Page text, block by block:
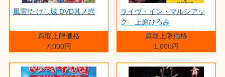
風雲!たけし城 DVD其ノ弐
買取上限価格
7,000円
ライヴ・イン・マルシアッ
ク 上原ひろみ
買取上限価格
1,000円